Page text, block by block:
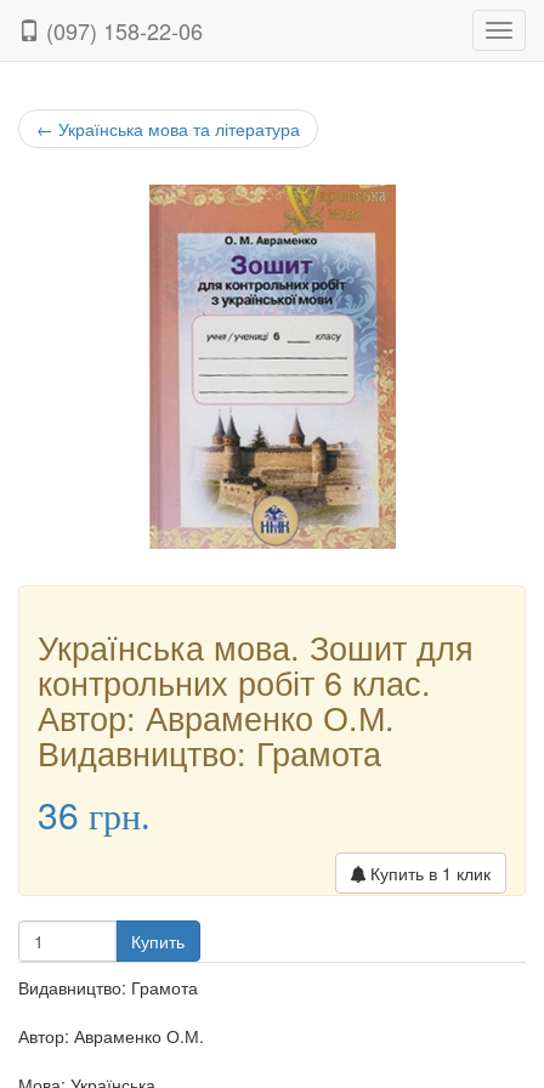
(097) 158-22-06
← Українська мова та література
Українська мова. Зошит для
контрольних робіт 6 клас.
Автор: Авраменко О.М.
Видавництво: Грамота
36 грн.
Купить в 1 клик
Купить
Видавництво: Грамота
Автор: Авраменко О.М.